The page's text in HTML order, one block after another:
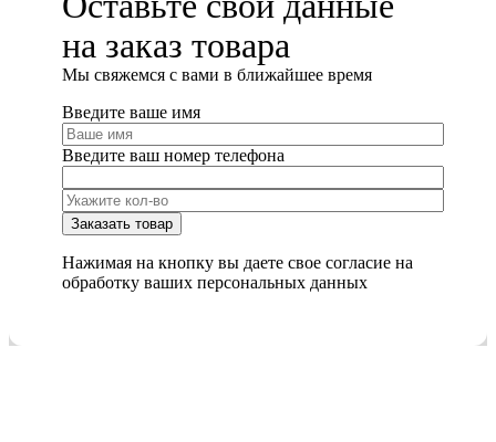
на заказ товара
Мы cвяжемся с вами в ближайшее время
Введите ваше имя
Введите ваш номер телефона
Нажимая на кнопку вы даете свое согласие на
обработку ваших персональных данных